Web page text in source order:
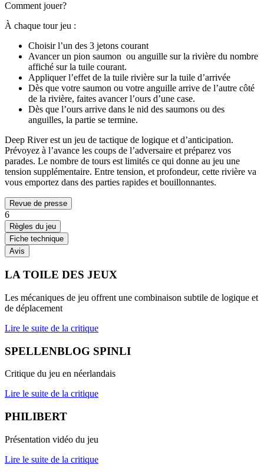
Comment jouer?
À chaque tour jeu :
Choisir l’un des 3 jetons courant
Avancer un pion saumon ou anguille sur la rivière du nombre
affiché sur la tuile courant.
Appliquer l’effet de la tuile rivière sur la tuile d’arrivée
Dès que votre saumon ou votre anguille arrive de l’autre côté
de la rivière, faites avancer l’ours d’une case.
Dès que l’ours arrive dans le nid des saumons ou des
anguilles, la partie se termine.
Deep River est un jeu de tactique de logique et d’anticipation.
Prévoyez à l’avance les coups de l’adversaire et préparez vos
parades. Le nombre de tours est limités ce qui donne au jeu une
tension supplémentaire. Entre tension, et profondeur, cette rivière va
vous emportez dans des parties rapides et bouillonnantes.
Revue de presse
6
Règles du jeu
Fiche technique
Avis
LA TOILE DES JEUX
Les mécaniques de jeu offrent une combinaison subtile de logique et
de déplacement
Lire le suite de la critique
SPELLENBLOG SPINLI
Critique du jeu en néerlandais
Lire le suite de la critique
PHILIBERT
Présentation vidéo du jeu
Lire le suite de la critique